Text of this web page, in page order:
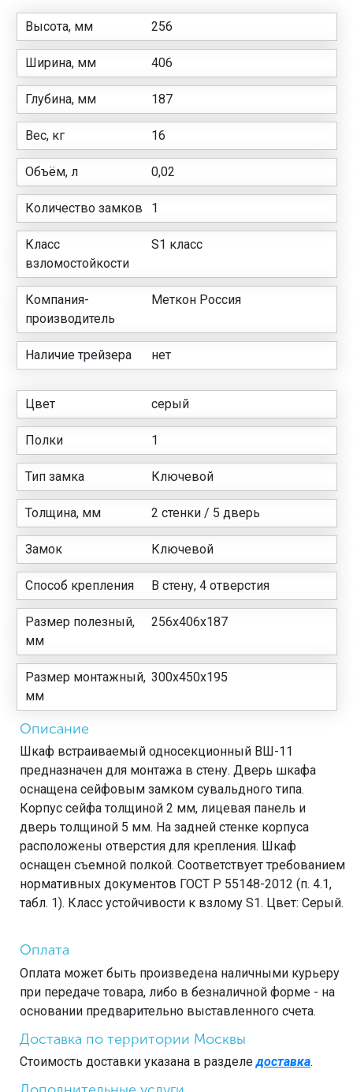
Высота, мм 256
Ширина, мм 406
Глубина, мм 187
Вес, кг 16
Объём, л 0,02
Количество замков 1
Класс
взломостойкости
S1 класс
Компания-
производитель
Меткон Россия
Наличие трейзера нет
Цвет серый
Полки 1
Тип замка Ключевой
Толщина, мм 2 стенки / 5 дверь
Замок Ключевой
Способ крепления В стену, 4 отверстия
Размер полезный,
мм
256x406x187
Размер монтажный,
мм
300x450x195
Описание
Шкаф встраиваемый односекционный ВШ-11
предназначен для монтажа в стену. Дверь шкафа
оснащена сейфовым замком сувальдного типа.
Корпус сейфа толщиной 2 мм, лицевая панель и
дверь толщиной 5 мм. На задней стенке корпуса
расположены отверстия для крепления. Шкаф
оснащен съемной полкой. Соответствует требованием
нормативных документов ГОСТ Р 55148-2012 (п. 4.1,
табл. 1). Класс устойчивости к взлому S1. Цвет: Серый.
Оплата
Оплата может быть произведена наличными курьеру
при передаче товара, либо в безналичной форме - на
основании предварительно выставленного счета.
Доставка по территории Москвы
Стоимость доставки указана в разделедоставка.